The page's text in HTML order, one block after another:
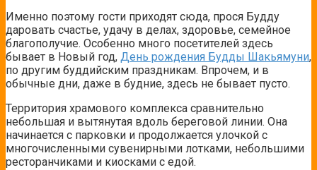
Именно поэтому гости приходят сюда, прося Будду
даровать счастье, удачу в делах, здоровье, семейное
благополучие. Особенно много посетителей здесь
бывает в Новый год, День рождения Будды Шакьямуни,
по другим буддийским праздникам. Впрочем, и в
обычные дни, даже в будние, здесь не бывает пусто.
Территория храмового комплекса сравнительно
небольшая и вытянутая вдоль береговой линии. Она
начинается с парковки и продолжается улочкой с
многочисленными сувенирными лотками, небольшими
ресторанчиками и киосками с едой.